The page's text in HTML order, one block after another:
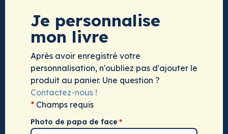
Je personnalise
mon livre
Après avoir enregistré votre
personnalisation, n'oubliez pas d'ajouter le
produit au panier. Une question ?
Contactez-nous !
* Champs requis
Photo de papa de face